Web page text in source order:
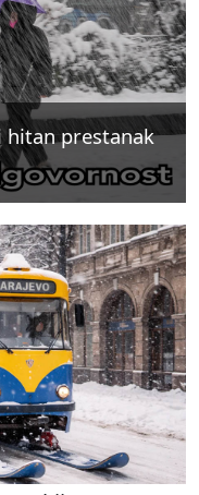
prestanak
prestanak
prestanak